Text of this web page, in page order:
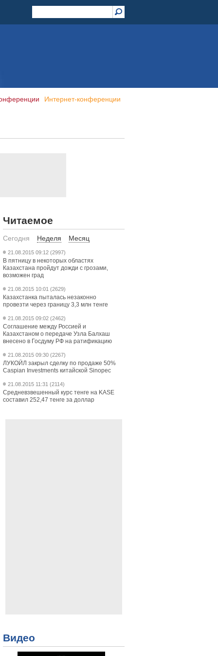
Интернет-конференции
Читаемое
Сегодня Неделя Месяц
21.08.2015 09:12 (2997)
В пятницу в некоторых областях
Казахстана пройдут дожди с грозами,
возможен град
21.08.2015 10:01 (2629)
Казахстанка пыталась незаконно
провезти через границу 3,3 млн тенге
21.08.2015 09:02 (2462)
Соглашение между Россией и
Казахстаном о передаче Узла Балхаш
внесено в Госдуму РФ на ратификацию
21.08.2015 09:30 (2267)
ЛУКОЙЛ закрыл сделку по продаже 50%
Caspian Investments китайской Sinopec
21.08.2015 11:31 (2114)
Средневзвешенный курс тенге на KASE
составил 252,47 тенге за доллар
Видео